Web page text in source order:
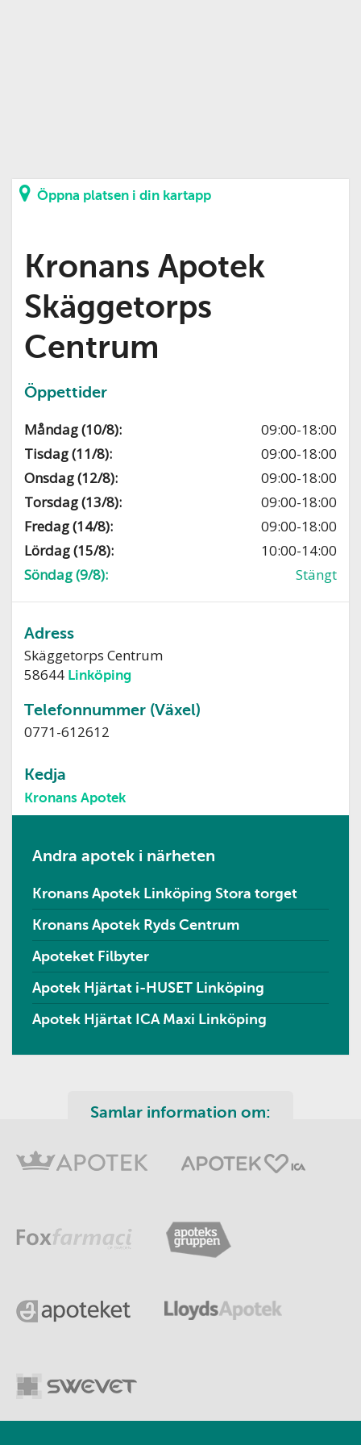
Öppna platsen i din kartapp
Kronans Apotek
Skäggetorps
Centrum
Öppettider
Måndag (10/8):
09:00-18:00
Tisdag (11/8):
09:00-18:00
Onsdag (12/8):
09:00-18:00
Torsdag (13/8):
09:00-18:00
Fredag (14/8):
09:00-18:00
Lördag (15/8):
10:00-14:00
Söndag (9/8):
Stängt
Adress
Skäggetorps Centrum
58644 Linköping
Telefonnummer (Växel)
0771-612612
Kedja
Kronans Apotek
Andra apotek i närheten
Kronans Apotek Linköping Stora torget
Kronans Apotek Ryds Centrum
Apoteket Filbyter
Apotek Hjärtat i-HUSET Linköping
Apotek Hjärtat ICA Maxi Linköping
Samlar information om: